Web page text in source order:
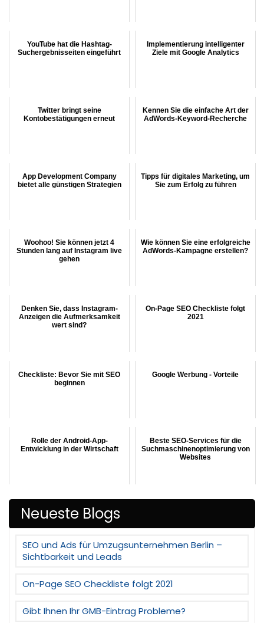
YouTube hat die Hashtag-
Suchergebnisseiten eingeführt
Implementierung intelligenter
Ziele mit Google Analytics
Twitter bringt seine
Kontobestätigungen erneut
Kennen Sie die einfache Art der
AdWords-Keyword-Recherche
App Development Company
bietet alle günstigen Strategien
Tipps für digitales Marketing, um
Sie zum Erfolg zu führen
Woohoo! Sie können jetzt 4
Stunden lang auf Instagram live
gehen
Wie können Sie eine erfolgreiche
AdWords-Kampagne erstellen?
Denken Sie, dass Instagram-
Anzeigen die Aufmerksamkeit
wert sind?
On-Page SEO Checkliste folgt
2021
Checkliste: Bevor Sie mit SEO
beginnen
Google Werbung - Vorteile
Rolle der Android-App-
Entwicklung in der Wirtschaft
Beste SEO-Services für die
Suchmaschinenoptimierung von
Websites
Neueste Blogs
SEO und Ads für Umzugsunternehmen Berlin –
Sichtbarkeit und Leads
On-Page SEO Checkliste folgt 2021
Gibt Ihnen Ihr GMB-Eintrag Probleme?